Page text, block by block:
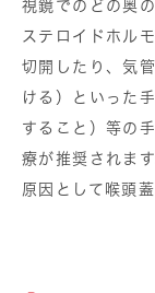
視鏡でのどの奥
ステロイドホル
切開したり、気
ける）といった
すること）等の
療が推奨されます
原因として喉頭